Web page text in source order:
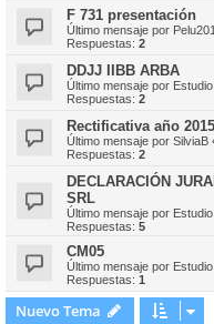
F 731 presentación
Último mensaje por
Respuestas: 2
DDJJ IIBB ARBA
Último mensaje por
Respuestas: 2
Rectificativa año
Último mensaje por SilviaB
Respuestas: 2
DECLARACIÓN
SRL
Último mensaje por
Respuestas: 5
CM05
Último mensaje por
Respuestas: 1
Nuevo Tema